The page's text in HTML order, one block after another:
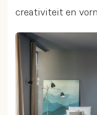
creativiteit en